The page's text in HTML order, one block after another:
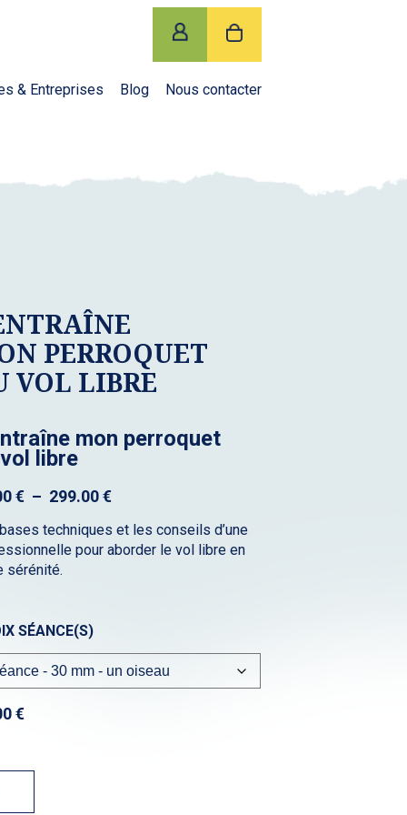
& Entreprises Blog Nous contacter
PERROQUET
VOL LIBRE
mon perroquet
libre
€ – 299.00€Plage
prix :
44.00 €
techniques et les conseils d’une
pour aborder le vol libre en
sérénité.
SÉANCE(S)
€